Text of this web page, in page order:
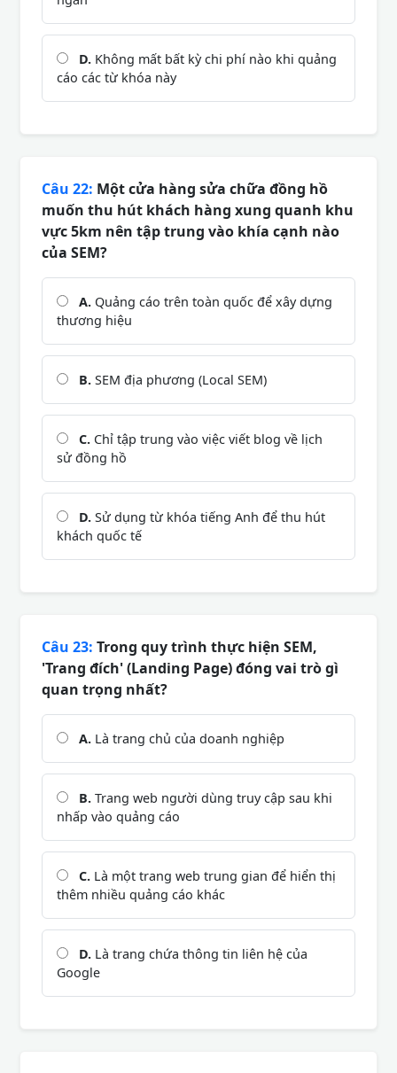
D. Không mất bất kỳ chi phí nào khi quảng
cáo các từ khóa này
Câu 22: Một cửa hàng sửa chữa đồng hồ
muốn thu hút khách hàng xung quanh khu
vực 5km nên tập trung vào khía cạnh nào
của SEM?
A. Quảng cáo trên toàn quốc để xây dựng
thương hiệu
B. SEM địa phương (Local SEM)
C. Chỉ tập trung vào việc viết blog về lịch
sử đồng hồ
D. Sử dụng từ khóa tiếng Anh để thu hút
khách quốc tế
Câu 23: Trong quy trình thực hiện SEM,
'Trang đích' (Landing Page) đóng vai trò gì
quan trọng nhất?
A. Là trang chủ của doanh nghiệp
B. Trang web người dùng truy cập sau khi
nhấp vào quảng cáo
C. Là một trang web trung gian để hiển thị
thêm nhiều quảng cáo khác
D. Là trang chứa thông tin liên hệ của
Google